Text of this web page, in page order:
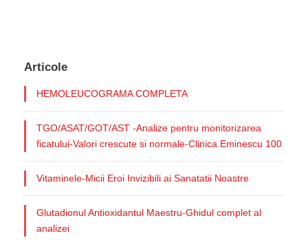
Articole
HEMOLEUCOGRAMA COMPLETA
TGO/ASAT/GOT/AST -Analize pentru monitorizarea
ficatului-Valori crescute si normale-Clinica Eminescu 100
Vitaminele-Micii Eroi Invizibili ai Sanatatii Noastre
Glutadionul Antioxidantul Maestru-Ghidul complet al
analizei